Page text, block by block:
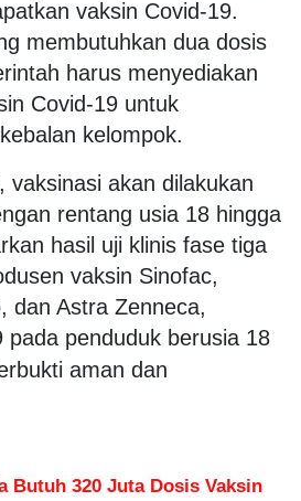
vaksin Covid-19.
membutuhkan dua dosis
harus menyediakan
Covid-19 untuk
kelompok.
vaksinasi akan dilakukan
rentang usia 18 hingga
hasil uji klinis fase tiga
vaksin Sinofac,
dan Astra Zenneca,
pada penduduk berusia 18
aman dan
Butuh 320 Juta Dosis Vaksin